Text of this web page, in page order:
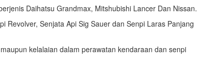
Daihatsu Grandmax, Mitshubishi Lancer Dan Nissan.
Senjata Api Sig Sauer dan Senpi Laras Panjang
kelalaian dalam perawatan kendaraan dan senpi